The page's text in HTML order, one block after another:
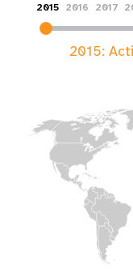
2015 2016 2017
2015: